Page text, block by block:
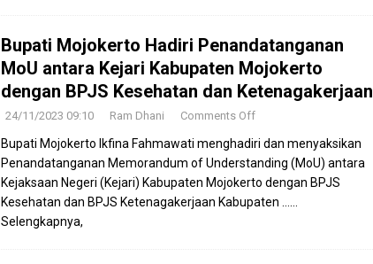
Bupati Mojokerto Hadiri Penandatanganan
MoU antara Kejari Kabupaten Mojokerto
dengan BPJS Kesehatan dan Ketenagakerjaan
24/11/2023 09:10 Ram Dhani Comments Off
Bupati Mojokerto Ikfina Fahmawati menghadiri dan menyaksikan
Penandatanganan Memorandum of Understanding (MoU) antara
Kejaksaan Negeri (Kejari) Kabupaten Mojokerto dengan BPJS
Kesehatan dan BPJS Ketenagakerjaan Kabupaten ……
Selengkapnya,